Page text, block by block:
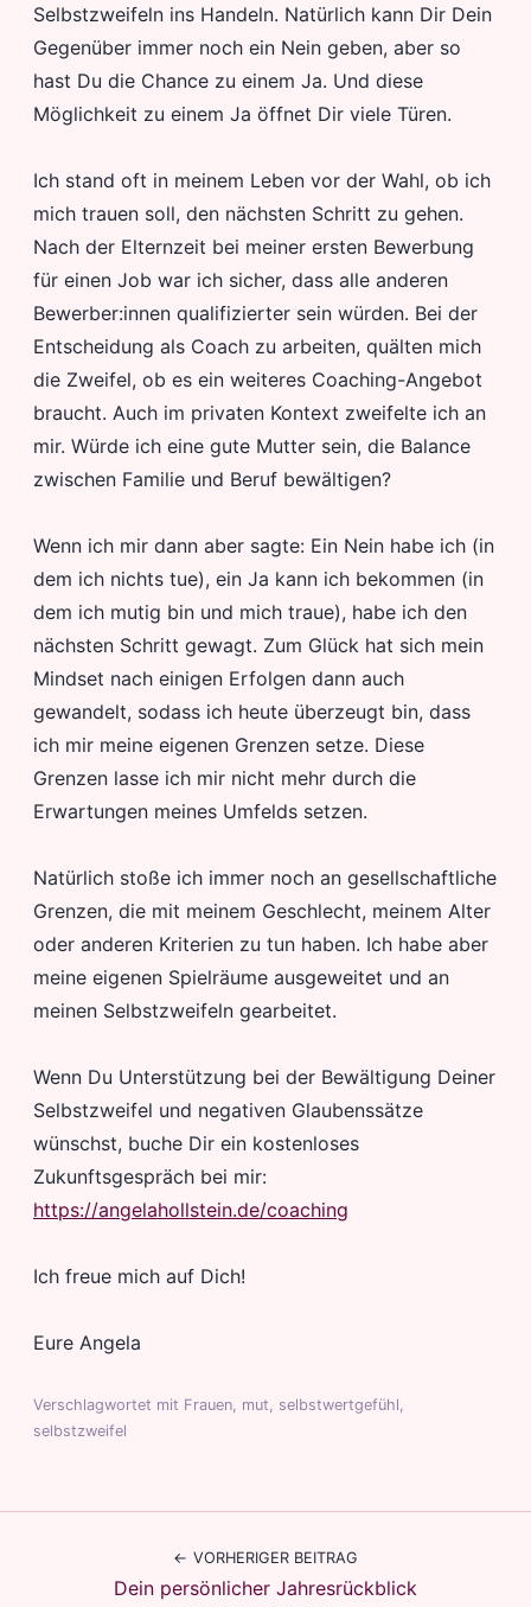
Selbstzweifeln ins Handeln. Natürlich kann Dir Dein
Gegenüber immer noch ein Nein geben, aber so
hast Du die Chance zu einem Ja. Und diese
Möglichkeit zu einem Ja öffnet Dir viele Türen.
Ich stand oft in meinem Leben vor der Wahl, ob ich
mich trauen soll, den nächsten Schritt zu gehen.
Nach der Elternzeit bei meiner ersten Bewerbung
für einen Job war ich sicher, dass alle anderen
Bewerber:innen qualifizierter sein würden. Bei der
Entscheidung als Coach zu arbeiten, quälten mich
die Zweifel, ob es ein weiteres Coaching-Angebot
braucht. Auch im privaten Kontext zweifelte ich an
mir. Würde ich eine gute Mutter sein, die Balance
zwischen Familie und Beruf bewältigen?
Wenn ich mir dann aber sagte: Ein Nein habe ich (in
dem ich nichts tue), ein Ja kann ich bekommen (in
dem ich mutig bin und mich traue), habe ich den
nächsten Schritt gewagt. Zum Glück hat sich mein
Mindset nach einigen Erfolgen dann auch
gewandelt, sodass ich heute überzeugt bin, dass
ich mir meine eigenen Grenzen setze. Diese
Grenzen lasse ich mir nicht mehr durch die
Erwartungen meines Umfelds setzen.
Natürlich stoße ich immer noch an gesellschaftliche
Grenzen, die mit meinem Geschlecht, meinem Alter
oder anderen Kriterien zu tun haben. Ich habe aber
meine eigenen Spielräume ausgeweitet und an
meinen Selbstzweifeln gearbeitet.
Wenn Du Unterstützung bei der Bewältigung Deiner
Selbstzweifel und negativen Glaubenssätze
wünschst, buche Dir ein kostenloses
Zukunftsgespräch bei mir:
https://angelahollstein.de/coaching
Ich freue mich auf Dich!
Eure Angela
Verschlagwortet mit Frauen mut selbstwertgefühl
selbstzweifel
BeitragsnavigationVORHERIGER BEITRAG
Dein persönlicher Jahresrückblick